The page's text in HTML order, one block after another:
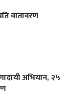
वातावरण
अभियान, २५